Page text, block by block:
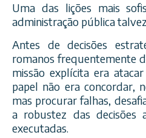
Uma das lições mais
administração pública
Antes de decisões
romanos frequentemente
missão explícita era
papel não era concordar,
mas procurar falhas,
a robustez das decisões
executadas.